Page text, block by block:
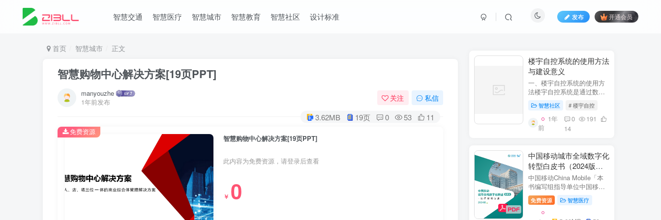
智慧交通 智慧医疗 智慧城市 智慧教育 智慧社区 设计标准 发布 开通会员
首页 智慧城市 正文
智慧购物中心解决方案[19页PPT]
manyouzhe
1年前发布
关注 私信
3.62MB 19页 0 53 11
智慧购物中心解决方案[19页PPT]
此内容为免费资源，请登录后查看
￥ 0
免费资源
​​楼宇自控系统的使用方法
与建设意义​
一、楼宇自控系统的使用方
法​​楼宇自控系统是通过数字
化、自动化技术对建筑内机
电设备（如暖通空调、照
明、电梯、给排水等）进行
集中监控、管理和优化运行
智慧社区 # 楼宇自控
1年
前
0
191
14
中国移动城市全域数字化
转型白皮书（2024版）-
医疗保障分册
中国移动China Mobile「本
书编写组指导单位中国移动
集团公司政企事业部编写单
位中移系统集成有限公司主
编李双佶、丁静、杨勇、赵
免费资源 智慧医疗